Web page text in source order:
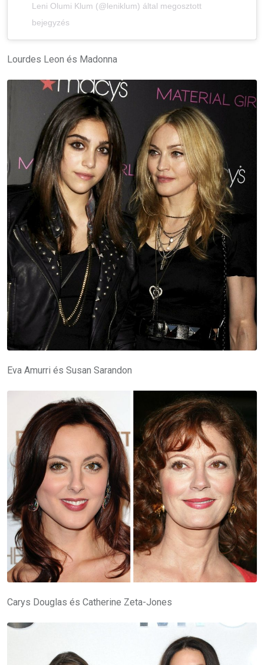
Leni Olumi Klum (@leniklum) által megosztott
bejegyzés
Lourdes Leon és Madonna
Eva Amurri és Susan Sarandon
Carys Douglas és Catherine Zeta-Jones